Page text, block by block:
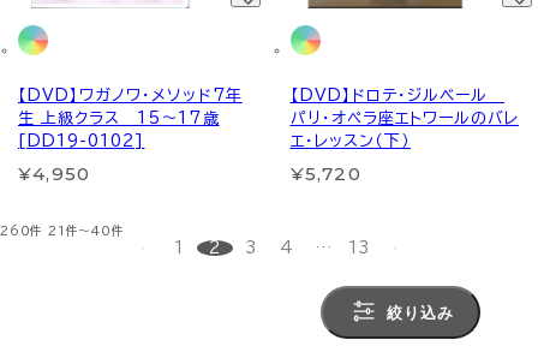
【DVD】ワガノワ・メソッド7年
生 上級クラス 15～17歳
[DD19-0102]
¥4,950
【DVD】ドロテ・ジルベール
パリ・オペラ座エトワールのバレ
エ・レッスン（下）
¥5,720
260件 21件～40件
1 2 3 4 … 13
絞り込み